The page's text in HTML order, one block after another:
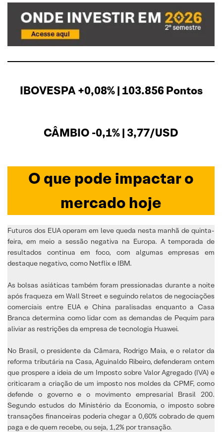
IBOVESPA +0,08% | 103.856 Pontos
CÂMBIO -0,1% | 3,77/USD
O que pode impactar o
mercado hoje
Futuros dos EUA operam em leve queda nesta manhã de quinta-
feira, em meio a sessão negativa na Europa. A temporada de
resultados continua em foco, com algumas empresas em
destaque negativo, como Netflix e IBM.
As bolsas asiáticas também foram pressionadas durante a noite
após fraqueza em Wall Street e seguindo relatos de negociações
comerciais entre EUA e China paralisadas enquanto a Casa
Branca determina como lidar com as demandas de Pequim para
aliviar as restrições da empresa de tecnologia Huawei.
No Brasil, o presidente da Câmara, Rodrigo Maia, e o relator da
reforma tributária na Casa, Aguinaldo Ribeiro, defenderam ontem
que prospere a ideia de um Imposto sobre Valor Agregado (IVA) e
criticaram a criação de um imposto nos moldes da CPMF, como
defende o governo e o movimento empresarial Brasil 200.
Segundo estudos do Ministério da Economia, o imposto sobre
transações financeiras poderia chegar a 0,60% cobrado de quem
paga e de quem recebe, ou seja, 1,2% por transação.